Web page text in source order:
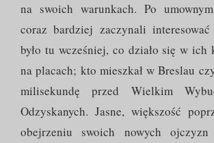
na swoich warunkach. Po
coraz bardziej zaczynali
było tu wcześniej, co działo się w ich
na placach; kto mieszkał w Breslau
milisekundę przed Wielkim
Odzyskanych. Jasne, większość
obejrzeniu swoich nowych